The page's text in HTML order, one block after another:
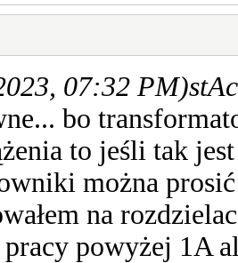
07:32 PM)
bo
to jeśli tak
można
na
pracy powyżej 1A